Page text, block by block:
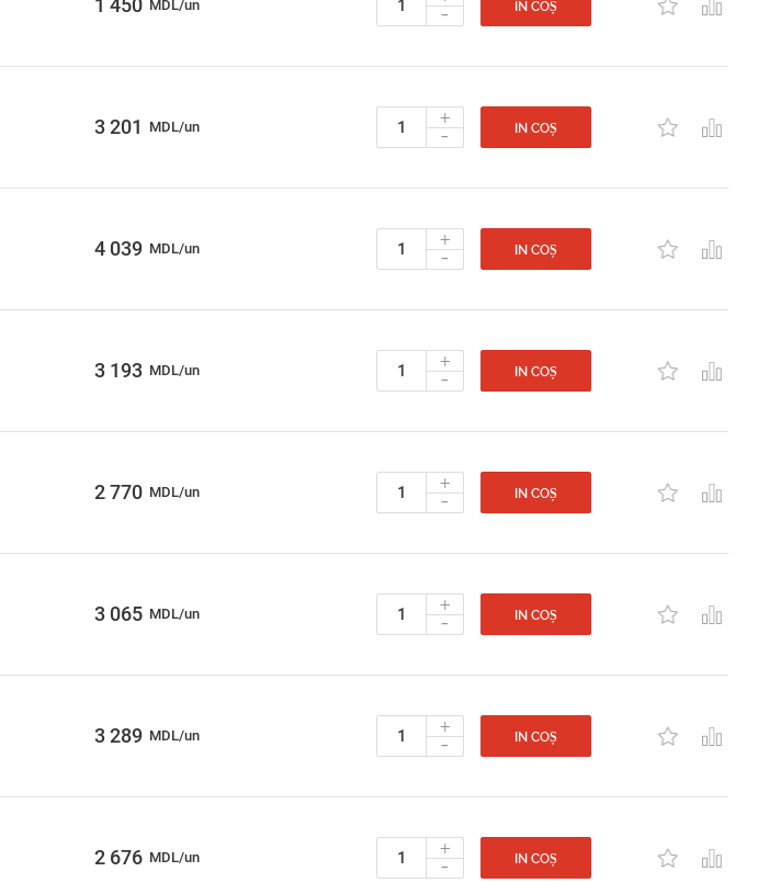
1 450 MDL/un - IN COȘ
3 201 MDL/un +
- IN COȘ
4 039 MDL/un +
- IN COȘ
3 193 MDL/un +
- IN COȘ
2 770 MDL/un +
- IN COȘ
3 065 MDL/un +
- IN COȘ
3 289 MDL/un +
- IN COȘ
2 676 MDL/un +
- IN COȘ